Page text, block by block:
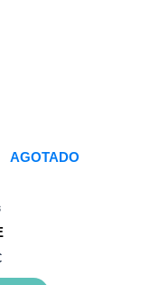
AGOTADO